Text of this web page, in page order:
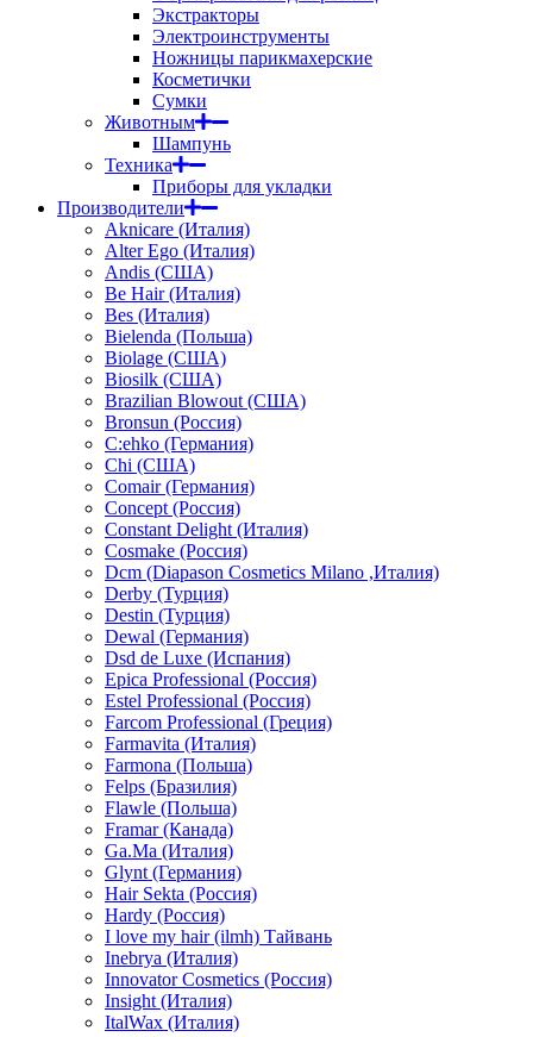
Экстракторы
Электроинструменты
Ножницы парикмахерские
Косметички
Сумки
Животным
Шампунь
Техника
Приборы для укладки
Производители
Aknicare (Италия)
Alter Ego (Италия)
Andis (США)
Be Hair (Италия)
Bes (Италия)
Bielenda (Польша)
Biolage (США)
Biosilk (США)
Brazilian Blowout (США)
Bronsun (Россия)
C:ehko (Германия)
Chi (США)
Comair (Германия)
Concept (Россия)
Constant Delight (Италия)
Cosmake (Россия)
Dcm (Diapason Cosmetics Milano ,Италия)
Derby (Турция)
Destin (Турция)
Dewal (Германия)
Dsd de Luxe (Испания)
Epica Professional (Россия)
Estel Professional (Россия)
Farcom Professional (Греция)
Farmavita (Италия)
Farmona (Польша)
Felps (Бразилия)
Flawle (Польша)
Framar (Канада)
Ga.Ma (Италия)
Glynt (Германия)
Hair Sekta (Россия)
Hardy (Россия)
I love my hair (ilmh) Тайвань
Inebrya (Италия)
Innovator Cosmetics (Россия)
Insight (Италия)
ItalWax (Италия)